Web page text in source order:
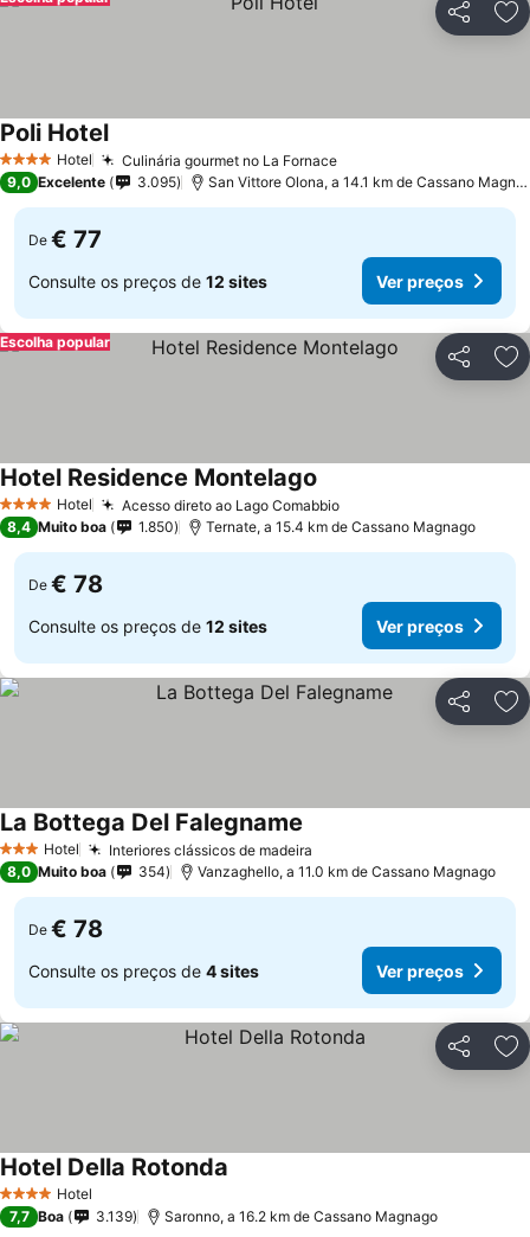
Partilhar
4 EstrelasHotel Culinária gourmet no La FornaceVer preços
Poli HotelVer preços
9,0 Excelente 3.095 San Vittore Olona, a 14.1 km de Cassano
De € 77
Consulte os preços de 12 sites Ver preços
Partilhar
Escolha popular
4 EstrelasHotel Acesso direto ao Lago ComabbioVer preços
Hotel Residence Montelago
8,4 Muito boa 1.850 Ternate, a 15.4 km de Cassano Magnago
De € 78
Consulte os preços de 12 sites Ver preços
Partilhar
3 EstrelasHotel Interiores clássicos de madeira
La Bottega Del Falegname
8,0 Muito boa 354 Vanzaghello, a 11.0 km de Cassano Magnago
De € 78
Consulte os preços de 4 sites Ver preços
Partilhar
4 EstrelasHotel
Hotel Della Rotonda
7,7 Boa 3.139 Saronno, a 16.2 km de Cassano Magnago